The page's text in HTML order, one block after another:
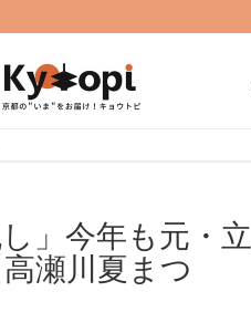
」今年も元・立
瀬川夏まつ